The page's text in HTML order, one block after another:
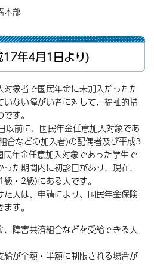
本部
17年4月1日より)
象者で国民年金に未加入だったた
ない障がい者に対して、福祉的措
す。
前に、国民年金任意加入対象であ
合などの加入者)の配偶者及び平成3
年金任意加入対象であった学生で
た期間内に初診日があり、現在、
・2級)にある人です。
人は、申請により、国民年金保険
す。
障害共済組合などを受給できる人
給が全額・半額に制限される場合が